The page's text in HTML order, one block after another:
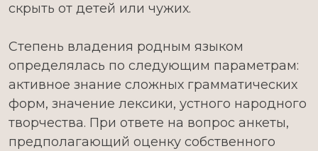
скрыть от детей или чужих.
Степень владения родным языком
определялась по следующим параметрам:
активное знание сложных грамматических
форм, значение лексики, устного народного
творчества. При ответе на вопрос анкеты,
предполагающий оценку собственного